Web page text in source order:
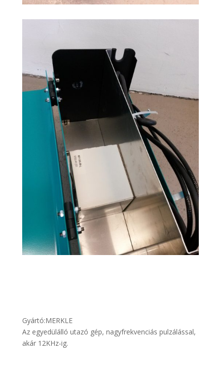
Gyártó:MERKLE
Az egyedülálló utazó gép, nagyfrekvenciás pulzálással,
akár 12KHz-ig.